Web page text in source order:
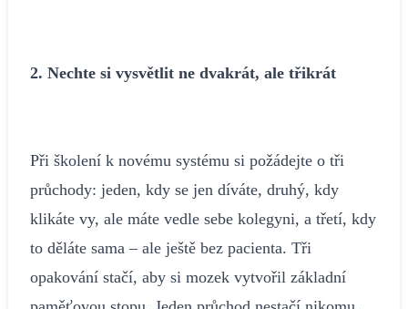
2. Nechte si vysvětlit ne dvakrát, ale třikrát
Při školení k novému systému si požádejte o tři
průchody: jeden, kdy se jen díváte, druhý, kdy
klikáte vy, ale máte vedle sebe kolegyni, a třetí, kdy
to děláte sama – ale ještě bez pacienta. Tři
opakování stačí, aby si mozek vytvořil základní